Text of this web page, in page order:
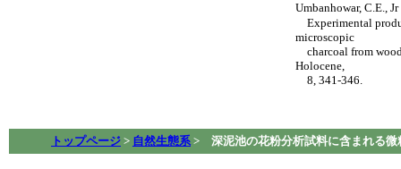
Umbanhowar, C.E.,
Experimental
microscopic
charcoal from
Holocene,
8, 341-346.
トップページ > 自然生態系> 深泥池の花粉分析試料に含まれる微